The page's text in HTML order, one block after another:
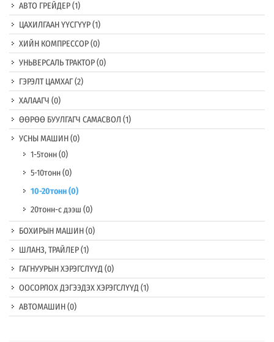
АВТО ГРЕЙДЕР(1)
ЦАХИЛГААН ҮҮСГҮҮР(1)
ХИЙН КОМПРЕССОР(0)
УНЬВЕРСАЛЬ ТРАКТОР(0)
ГЭРЭЛТ ЦАМХАГ(2)
ХАЛААГЧ (0)
ӨӨРӨӨ БУУЛГАГЧ САМАСВОЛ (1)
УСНЫ МАШИН(0)
1-5тонн(0)
5-10тонн(0)
10-20тонн(0)
20тонн-с дээш (0)
БОХИРЫН МАШИН(0)
ШЛАНЗ, ТРАЙЛЕР(1)
ГАГНУУРЫН ХЭРЭГСЛҮҮД(0)
ООСОРЛОХ ДЭГЭЭДЭХ ХЭРЭГСЛҮҮД(1)
АВТОМАШИН(0)